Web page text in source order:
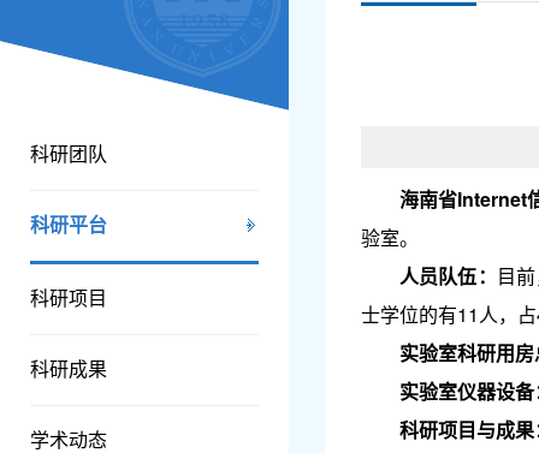
科研团队
科研平台
科研项目
科研成果
学术动态
海南省Internet
验室。
人员队伍： 目
士学位的有11人，
实验室科研用
实验室仪器设
科研项目与成果